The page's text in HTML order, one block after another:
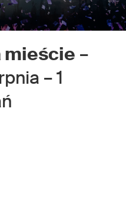
mieście –
– 1